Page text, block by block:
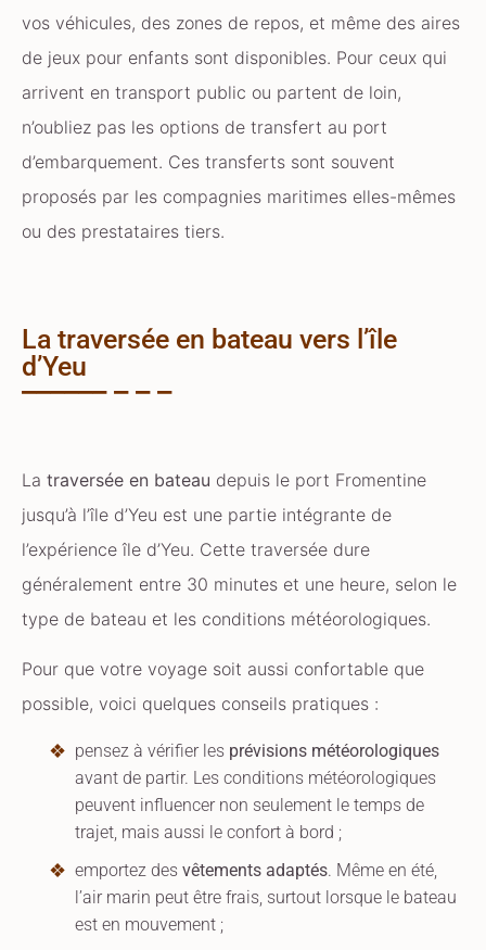
vos véhicules, des zones de repos, et même des aires
de jeux pour enfants sont disponibles. Pour ceux qui
arrivent en transport public ou partent de loin,
n’oubliez pas les options de transfert au port
d’embarquement. Ces transferts sont souvent
proposés par les compagnies maritimes elles-mêmes
ou des prestataires tiers.
La traversée en bateau vers l’île
d’Yeu
La traversée en bateau depuis le port Fromentine
jusqu’à l’île d’Yeu est une partie intégrante de
l’expérience île d’Yeu. Cette traversée dure
généralement entre 30 minutes et une heure, selon le
type de bateau et les conditions météorologiques.
Pour que votre voyage soit aussi confortable que
possible, voici quelques conseils pratiques :
pensez à vérifier les prévisions météorologiques
avant de partir. Les conditions météorologiques
peuvent influencer non seulement le temps de
trajet, mais aussi le confort à bord ;
emportez des vêtements adaptés. Même en été,
l’air marin peut être frais, surtout lorsque le bateau
est en mouvement ;